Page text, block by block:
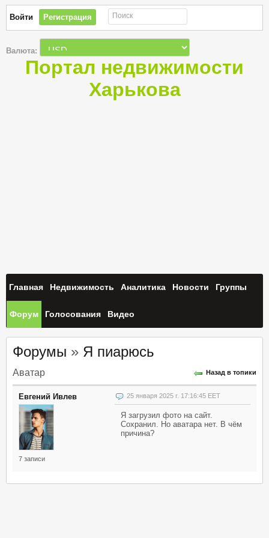
Войти Регистрация Поиск
Валюта:
Портал недвижимости
Харькова
Главная Недвижимость Аналитика Новости Группы
Форум Голосования Видео
Форумы » Я пиарюсь
Назад в топики
Аватар
Евгений Ивлев
7 записи
25 января 2025 г. 17:16:45 EET
Я загрузил фото на сайт.
Сохранил. Но аватара нет. В чём
причина?